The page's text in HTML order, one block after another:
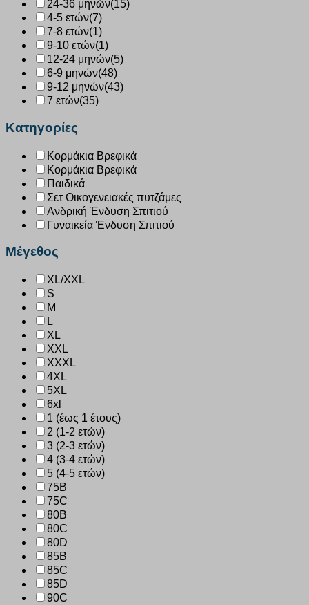
24-36 μηνών(15)
4-5 ετών(7)
7-8 ετών(1)
9-10 ετών(1)
12-24 μηνών(5)
6-9 μηνών(48)
9-12 μηνών(43)
7 ετών(35)
Κατηγορίες
Κορμάκια Βρεφικά
Κορμάκια Βρεφικά
Παιδικά
Σετ Οικογενειακές πυτζάμες
Ανδρική Ένδυση Σπιτιού
Γυναικεία Ένδυση Σπιτιού
Μέγεθος
XL/XXL
S
M
L
XL
XXL
XXXL
4XL
5XL
6xl
1 (έως 1 έτους)
2 (1-2 ετών)
3 (2-3 ετών)
4 (3-4 ετών)
5 (4-5 ετών)
75B
75C
80B
80C
80D
85B
85C
85D
90C